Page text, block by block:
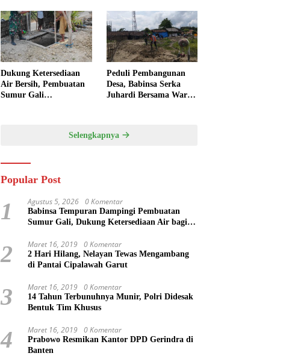
Dukung Ketersediaan
Air Bersih, Pembuatan
Sumur Gali
Peduli Pembangunan
Desa, Babinsa Serka
Juhardi Bersama Warga
Selengkapnya
Popular Post
1 Agustus 5, 2026 0 Komentar
Babinsa Tempuran Dampingi Pembuatan
Sumur Gali, Dukung Ketersediaan Air bagi
2 Maret 16, 2019 0 Komentar
2 Hari Hilang, Nelayan Tewas Mengambang
di Pantai Cipalawah Garut
3 Maret 16, 2019 0 Komentar
14 Tahun Terbunuhnya Munir, Polri Didesak
Bentuk Tim Khusus
4 Maret 16, 2019 0 Komentar
Prabowo Resmikan Kantor DPD Gerindra di
Banten